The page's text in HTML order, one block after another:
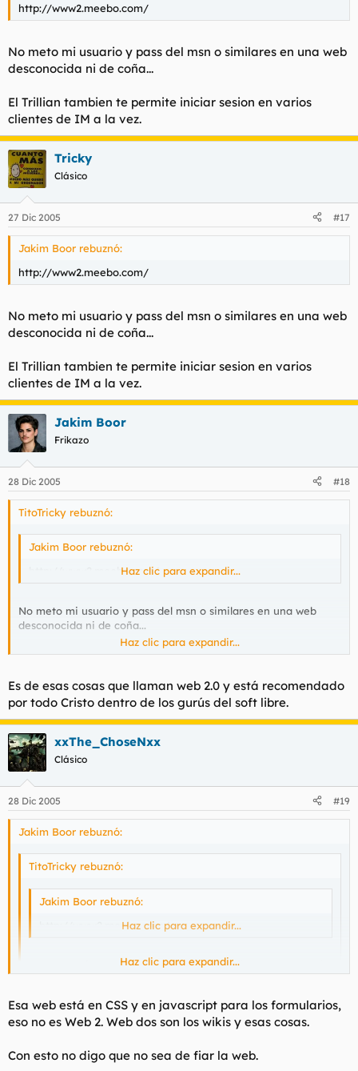
http://www2.meebo.com/
No meto mi usuario y pass del msn o similares en una web
desconocida ni de coña...
El Trillian tambien te permite iniciar sesion en varios
clientes de IM a la vez.
Tricky
Clásico
27 Dic 2005 #17
Jakim Boor rebuznó:
http://www2.meebo.com/
No meto mi usuario y pass del msn o similares en una web
desconocida ni de coña...
El Trillian tambien te permite iniciar sesion en varios
clientes de IM a la vez.
Jakim Boor
Frikazo
28 Dic 2005 #18
TitoTricky rebuznó:
Jakim Boor rebuznó:
http://www2.meebo.com/Haz clic para expandir...
No meto mi usuario y pass del msn o similares en una web
desconocida ni de coña...
El Trillian tambien te permite iniciar sesion en varios clientes
Haz clic para expandir...
Es de esas cosas que llaman web 2.0 y está recomendado
por todo Cristo dentro de los gurús del soft libre.
xxThe_ChoseNxx
Clásico
28 Dic 2005 #19
Jakim Boor rebuznó:
TitoTricky rebuznó:
Jakim Boor rebuznó:
http://www2.meebo.com/Haz clic para expandir...
No meto mi usuario y pass del msn o similares en una web
El Trillian tambien te permite iniciar sesion en varios
clientes de IM a la vez.
todo Cristo dentro de los gurús del soft libre.
Haz clic para expandir...
Esa web está en CSS y en javascript para los formularios,
eso no es Web 2. Web dos son los wikis y esas cosas.
Con esto no digo que no sea de fiar la web.